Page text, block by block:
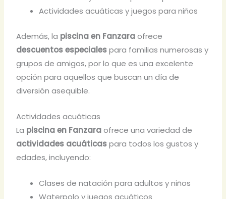
Actividades acuáticas y juegos para niños
Además, la piscina en Fanzaraofrece
descuentos especialespara familias numerosas y
grupos de amigos, por lo que es una excelente
opción para aquellos que buscan un día de
diversión asequible.
Actividades acuáticas
La piscina en Fanzaraofrece una variedad de
actividades acuáticaspara todos los gustos y
edades, incluyendo:
Clases de natación para adultos y niños
Waterpolo y juegos acuáticos